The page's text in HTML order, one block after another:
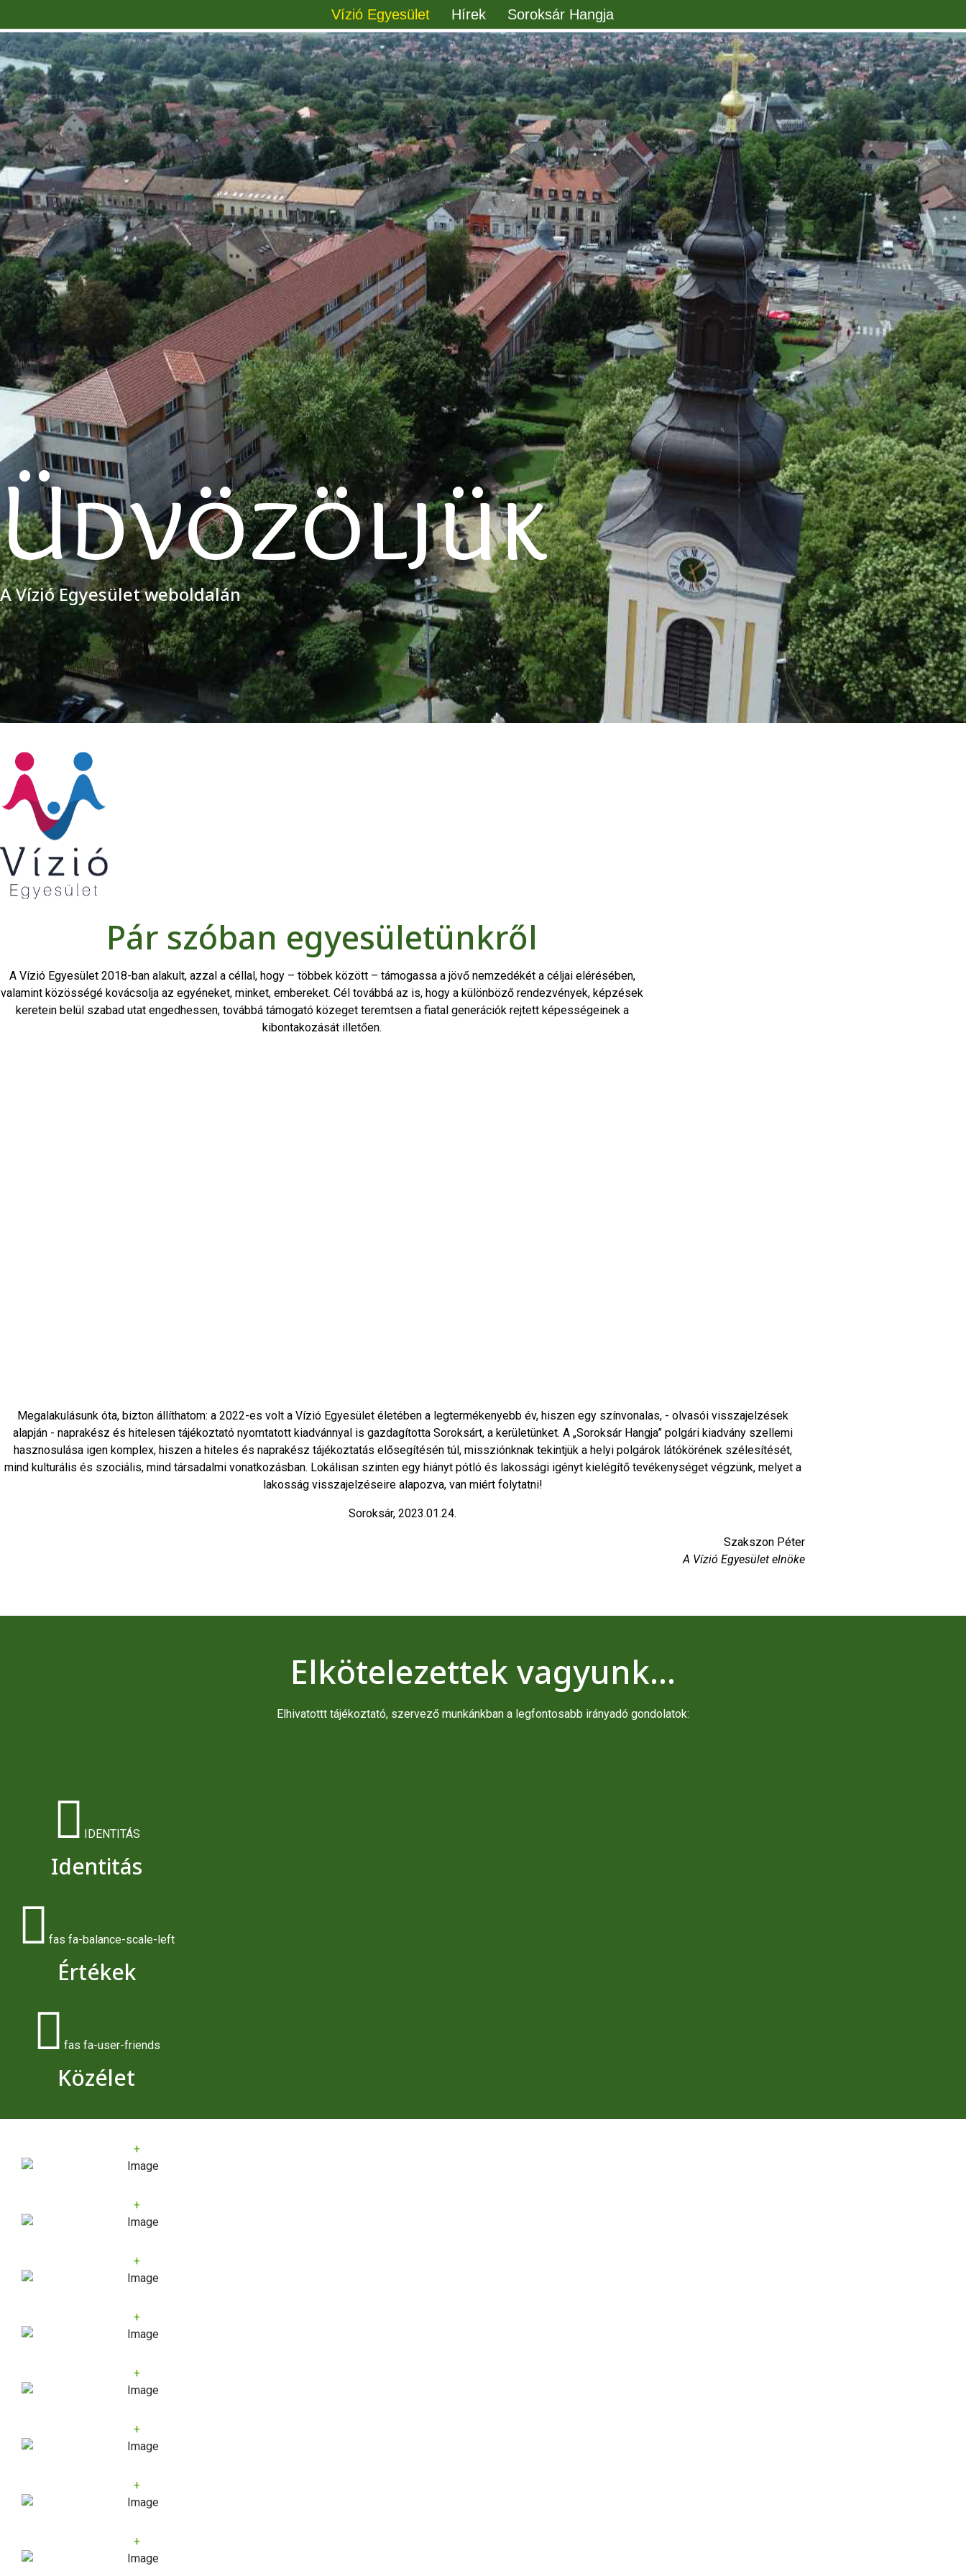
Vízió Egyesület Hírek Soroksár Hangja
Üdvözöljük
A Vízió Egyesület weboldalán
Pár szóban egyesületünkről
A Vízió Egyesület 2018-ban alakult, azzal a céllal, hogy – többek között – támogassa a jövő nemzedékét a céljai elérésében,
valamint közösségé kovácsolja az egyéneket, minket, embereket. Cél továbbá az is, hogy a különböző rendezvények, képzések
keretein belül szabad utat engedhessen, továbbá támogató közeget teremtsen a fiatal generációk rejtett képességeinek a
kibontakozását illetően.
Megalakulásunk óta, bizton állíthatom: a 2022-es volt a Vízió Egyesület életében a legtermékenyebb év, hiszen egy színvonalas, - olvasói visszajelzések
alapján - naprakész és hitelesen tájékoztató nyomtatott kiadvánnyal is gazdagította Soroksárt, a kerületünket. A „Soroksár Hangja” polgári kiadvány szellemi
hasznosulása igen komplex, hiszen a hiteles és naprakész tájékoztatás elősegítésén túl, missziónknak tekintjük a helyi polgárok látókörének szélesítését,
mind kulturális és szociális, mind társadalmi vonatkozásban. Lokálisan szinten egy hiányt pótló és lakossági igényt kielégítő tevékenységet végzünk, melyet a
lakosság visszajelzéseire alapozva, van miért folytatni!
Soroksár, 2023.01.24.
Szakszon Péter
A Vízió Egyesület elnöke
Elkötelezettek vagyunk...
Elhivatottt tájékoztató, szervező munkánkban a legfontosabb irányadó gondolatok:
IDENTITÁS
Identitás
fas fa-balance-scale-left
Értékek
fas fa-user-friends
Közélet
+
+
+
+
+
+
+
+